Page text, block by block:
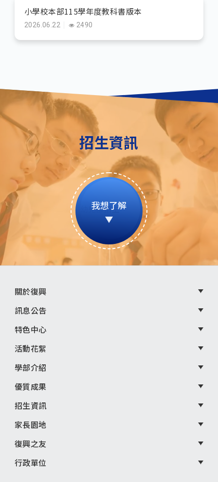
小學校本部115學年度教科書版本
2026.06.22 2490
招生資訊
我想了解
頁
尾
選
單
關於復興
訊息公告
特色中心
活動花絮
學部介紹
優質成果
招生資訊
家長園地
復興之友
行政單位